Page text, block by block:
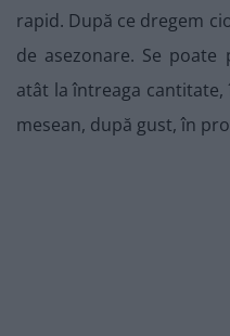
rapid. După ce dregem
de asezonare. Se
atât la întreaga
mesean, după gust, în